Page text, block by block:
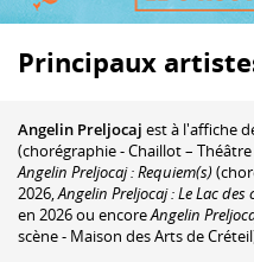
Principaux
Angelin Preljocaj est à l'affiche
(chorégraphie - Chaillot –
Angelin Preljocaj : Requiem(s)
2026,Angelin Preljocaj : Le Lac des
en 2026 ou encoreAngelin
scène - Maison des Arts de